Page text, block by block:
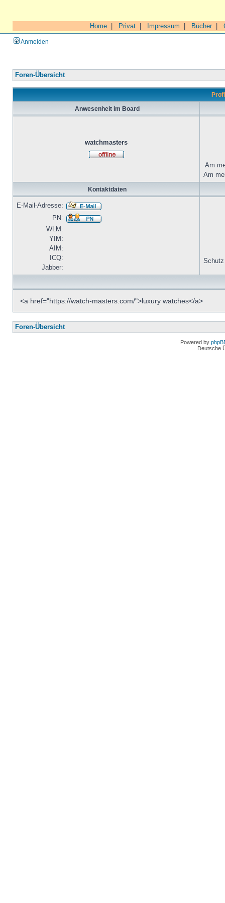
Home Privat Impressum Bücher|
Anmelden
Foren-Übersicht
Anwesenheit im Board
watchmasters
Am
Am
Kontaktdaten
E-Mail-Adresse:
PN:
WLM:
YIM:
AIM:
ICQ:
Jabber:
Schutz
<a href="https://watch-masters.com/">luxury watches</a>
Foren-Übersicht
Powered by
Deutsche